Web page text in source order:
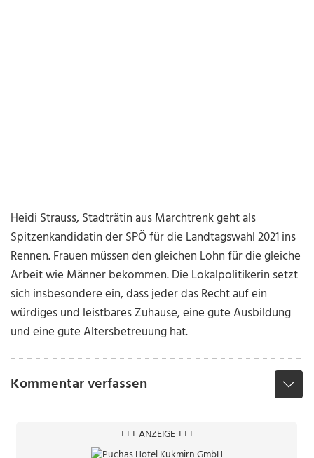
Heidi Strauss, Stadträtin aus Marchtrenk geht als
Spitzenkandidatin der SPÖ für die Landtagswahl 2021 ins
Rennen. Frauen müssen den gleichen Lohn für die gleiche
Arbeit wie Männer bekommen. Die Lokalpolitikerin setzt
sich insbesondere ein, dass jeder das Recht auf ein
würdiges und leistbares Zuhause, eine gute Ausbildung
und eine gute Altersbetreuung hat.
Kommentar verfassen
+++ ANZEIGE +++